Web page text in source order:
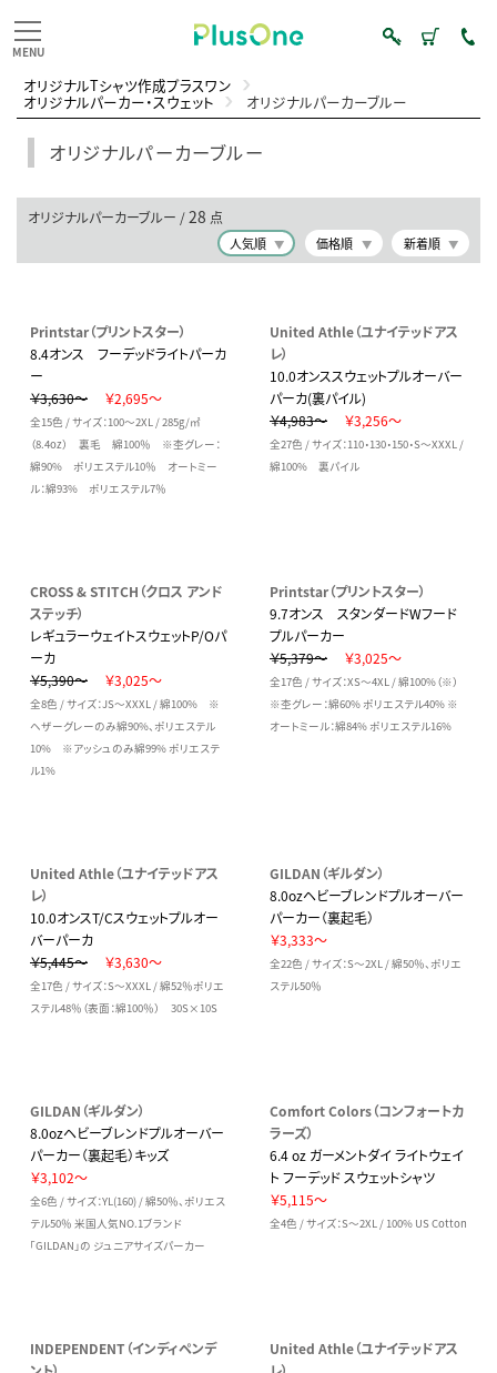
オリジナルTシャツ作成プラスワン
オリジナルパーカー・スウェット オリジナルパーカーブルー
オリジナルパーカーブルー
オリジナルパーカーブルー /28 点
人気順 価格順 新着順
Printstar（プリントスター）
8.4オンス フーデッドライトパーカ
ー
￥3,630～
￥2,695～
全15色 / サイズ：100～2XL / 285g/㎡
（8.4oz） 裏毛 綿100％ ※杢グレー：
綿90% ポリエステル10％ オートミー
ル：綿93% ポリエステル7％
United Athle（ユナイテッドアス
レ）
10.0オンススウェットプルオーバー
パーカ(裏パイル)
￥4,983～
￥3,256～
全27色 / サイズ：110・130・150・S～XXXL /
綿100% 裏パイル
CROSS & STITCH（クロス アンド
ステッチ）
レギュラーウェイトスウェットP/Oパ
ーカ
￥5,390～
￥3,025～
全8色 / サイズ：JS～XXXL / 綿100% ※
ヘザーグレーのみ綿90%、ポリエステル
10% ※アッシュのみ綿99% ポリエステ
ル1%
Printstar（プリントスター）
9.7オンス スタンダードWフード
プルパーカー
￥5,379～
￥3,025～
全17色 / サイズ：XS～4XL / 綿100%（※）
※杢グレー：綿60% ポリエステル40% ※
オートミール：綿84% ポリエステル16%
United Athle（ユナイテッドアス
レ）
10.0オンスT/Cスウェットプルオー
バーパーカ
￥5,445～
￥3,630～
全17色 / サイズ：S～XXXL / 綿52％ポリエ
ステル48％（表面：綿100％） 30S×10S
GILDAN（ギルダン）
8.0ozヘビーブレンドプルオーバー
パーカー（裏起毛）
￥3,333～
全22色 / サイズ：S～2XL / 綿50％、ポリエ
ステル50％
GILDAN（ギルダン）
8.0ozヘビーブレンドプルオーバー
パーカー（裏起毛）キッズ
￥3,102～
全6色 / サイズ：YL(160) / 綿50％、ポリエス
テル50％ 米国人気NO.1ブランド
「GILDAN」の ジュニアサイズパーカー
Comfort Colors（コンフォートカ
ラーズ）
6.4 oz ガーメントダイ ライトウェイ
ト フーデッド スウェットシャツ
￥5,115～
全4色 / サイズ：S～2XL / 100% US Cotton
INDEPENDENT（インディペンデ
United Athle（ユナイテッドアス